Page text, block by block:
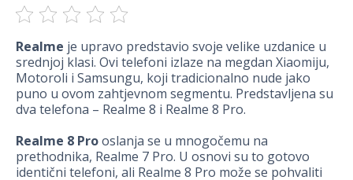
Realme je upravo predstavio svoje velike uzdanice u
srednjoj klasi. Ovi telefoni izlaze na megdan Xiaomiju,
Motoroli i Samsungu, koji tradicionalno nude jako
puno u ovom zahtjevnom segmentu. Predstavljena su
dva telefona – Realme 8 i Realme 8 Pro.
Realme 8 Prooslanja se u mnogočemu na
prethodnika, Realme 7 Pro. U osnovi su to gotovo
identični telefoni, ali Realme 8 Pro može se pohvaliti